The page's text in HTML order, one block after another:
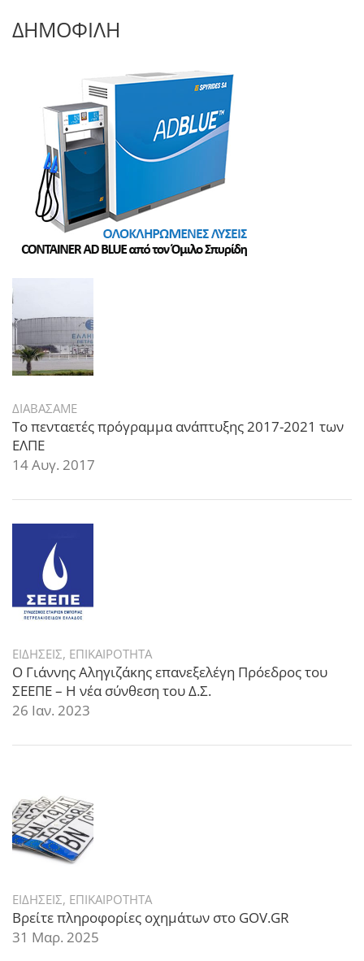
ΔΗΜΟΦΙΛΗ
ΔΙΑΒΑΣΑΜΕ
Το πενταετές πρόγραμμα ανάπτυξης 2017-2021 των
ΕΛΠΕ
14 Αυγ. 2017
ΕΙΔΗΣΕΙΣ, ΕΠΙΚΑΙΡΟΤΗΤΑ
Ο Γιάννης Αληγιζάκης επανεξελέγη Πρόεδρος του
ΣΕΕΠΕ – Η νέα σύνθεση του Δ.Σ.
26 Ιαν. 2023
ΕΙΔΗΣΕΙΣ, ΕΠΙΚΑΙΡΟΤΗΤΑ
Βρείτε πληροφορίες οχημάτων στο GOV.GR
31 Μαρ. 2025